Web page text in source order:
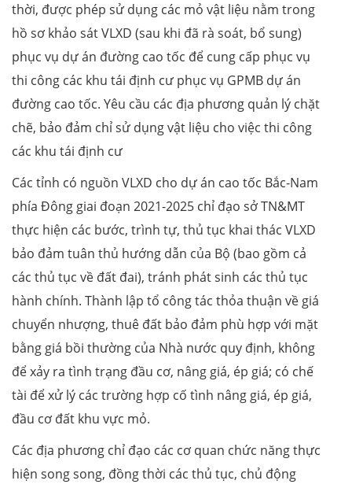
thời, được phép sử dụng các mỏ vật liệu nằm trong
hồ sơ khảo sát VLXD (sau khi đã rà soát, bổ sung)
phục vụ dự án đường cao tốc để cung cấp phục vụ
thi công các khu tái định cư phục vụ GPMB dự án
đường cao tốc. Yêu cầu các địa phương quản lý chặt
chẽ, bảo đảm chỉ sử dụng vật liệu cho việc thi công
các khu tái định cư
Các tỉnh có nguồn VLXD cho dự án cao tốc Bắc-Nam
phía Đông giai đoạn 2021-2025 chỉ đạo sở TN&MT
thực hiện các bước, trình tự, thủ tục khai thác VLXD
bảo đảm tuân thủ hướng dẫn của Bộ (bao gồm cả
các thủ tục về đất đai), tránh phát sinh các thủ tục
hành chính. Thành lập tổ công tác thỏa thuận về giá
chuyển nhượng, thuê đất bảo đảm phù hợp với mặt
bằng giá bồi thường của Nhà nước quy định, không
để xảy ra tình trạng đầu cơ, nâng giá, ép giá; có chế
tài để xử lý các trường hợp cố tình nâng giá, ép giá,
đầu cơ đất khu vực mỏ.
Các địa phương chỉ đạo các cơ quan chức năng thực
hiện song song, đồng thời các thủ tục, chủ động